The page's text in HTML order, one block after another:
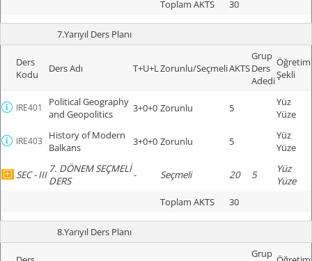
Toplam AKTS
30
7.Yarıyıl Ders Planı
Ders
Kodu
Ders Adı T+U+LZorunlu/SeçmeliAKTS
Grup
Ders
Adedi
Öğretim
Şekli
IRE401
Political Geography
and Geopolitics
3+0+0 Zorunlu 5
Yüz
Yüze
IRE403
History of Modern
Balkans
3+0+0 Zorunlu 5
Yüz
Yüze
SEC - III 7. DÖNEM SEÇMELİ
DERS
- Seçmeli 20 5
Yüz
Yüze
Toplam AKTS
30
8.Yarıyıl Ders Planı
Grup